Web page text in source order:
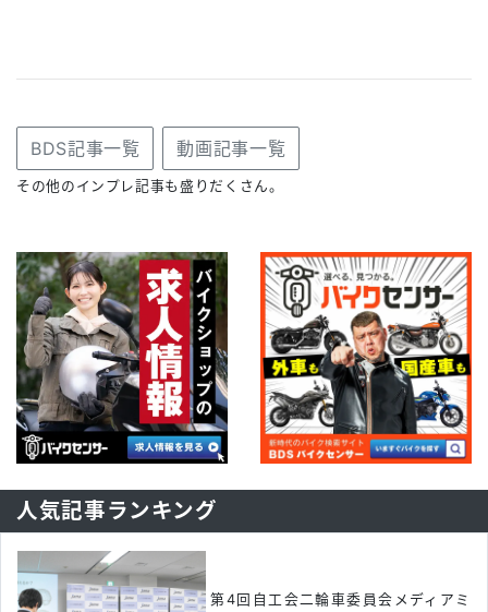
BDS記事一覧 動画記事一覧
その他のインプレ記事も盛りだくさん。
人気記事ランキング
第4回自工会二輪車委員会メディアミ